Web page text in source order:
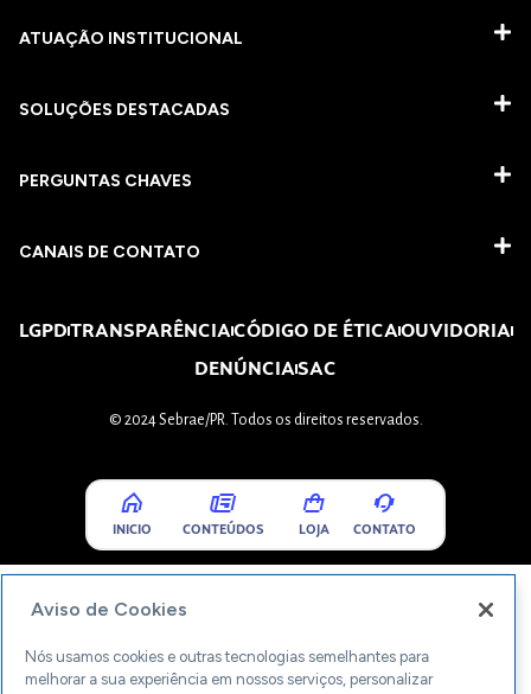
ATUAÇÃO INSTITUCIONAL
SOLUÇÕES DESTACADAS
PERGUNTAS CHAVES​
CANAIS DE CONTATO
LGPDTRANSPARÊNCIACÓDIGO DE ÉTICAOUVIDORIA
DENÚNCIASAC
© 2024 Sebrae/PR. Todos os direitos reservados.
INICIO CONTEÚDOS LOJA CONTATO
Aviso de Cookies
Nós usamos cookies e outras tecnologias semelhantes para
melhorar a sua experiência em nossos serviços, personalizar